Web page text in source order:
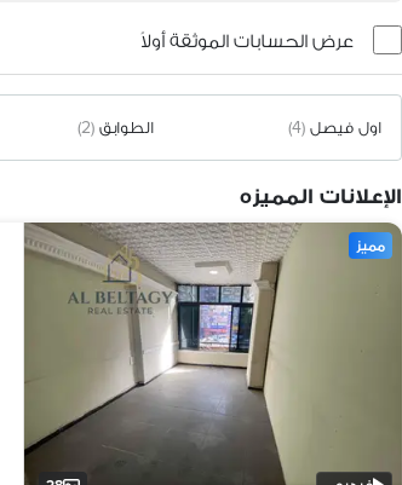
عرض الحسابات الموثقة أولاً
اول فيصل (4) الطوابق (2)
الإعلانات المميزه
مميز